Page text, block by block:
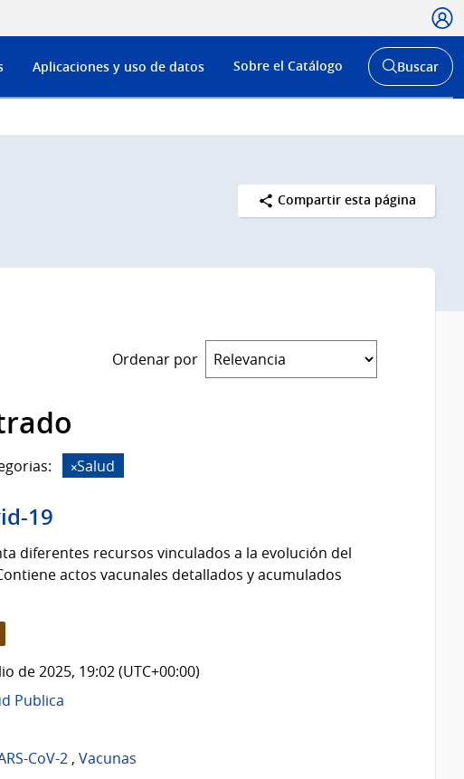
Menú
de
Aplicaciones y uso de datos Sobre el Catálogo
Abrir
buscador
Buscar
Compartir esta página
Ordenar por
Salud
19
diferentes recursos vinculados a la evolución del
actos vacunales detallados y acumulados
de 2025, 19:02 (UTC+00:00)
Publica
CoV-2, Vacunas